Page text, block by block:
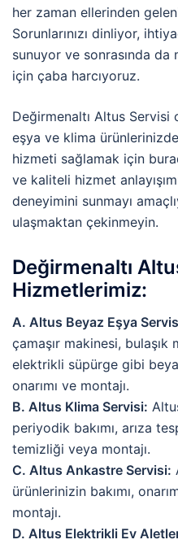
her zaman ellerinden
Sorunlarınızı dinliyor,
sunuyor ve sonrasında
için çaba harcıyoruz.
Değirmenaltı Altus
eşya ve klima
hizmeti sağlamak için
ve kaliteli hizmet
deneyimini sunmayı
ulaşmaktan çekinmeyin.
Değirmenaltı
Hizmetlerimiz:
A. Altus Beyaz Eşya
çamaşır makinesi,
elektrikli süpürge gibi beyaz
onarımı ve montajı.
B. Altus Klima Servisi:
periyodik bakımı, arıza
temizliği veya montajı.
C. Altus Ankastre Servisi:
ürünlerinizin bakımı,
montajı.
D. Altus Elektrikli Ev